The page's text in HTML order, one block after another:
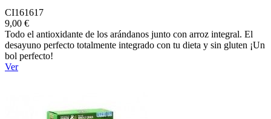
CI161617
9,00 €
Todo el antioxidante de los arándanos junto con arroz integral. El
desayuno perfecto totalmente integrado con tu dieta y sin gluten ¡Un
bol perfecto!
Ver